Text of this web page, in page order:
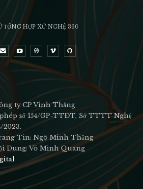
HỢP XỨ NGHỆ 360
ty CP Vinh Thắng
số 154/GP-TTĐT, Sở TTTT Nghệ
2023.
Tin: Ngô Minh Thắng
Dung: Võ Minh Quang